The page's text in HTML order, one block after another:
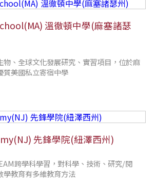
溫徹頓中學(麻塞諸瑟
物、全球文化發展研究、實習項目，位於麻
質美國私立寄宿中學
先鋒學院(紐澤西州)
跨學科學習，對科學、技術、研究/閱
學教育有多維教育方法